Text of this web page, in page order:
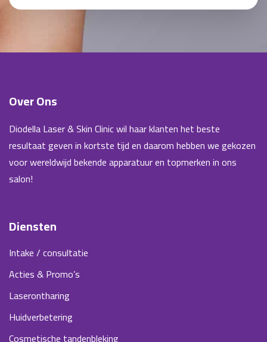
Over Ons
Diodella Laser & Skin Clinic wil haar klanten het beste
resultaat geven in kortste tijd en daarom hebben we gekozen
voor wereldwijd bekende apparatuur en topmerken in ons
salon!
Diensten
Intake / consultatie
Acties & Promo’s
Laserontharing
Huidverbetering
Cosmetische tandenbleking